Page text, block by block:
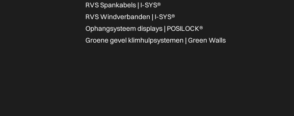
RVS Spankabels | I-SYS®
RVS Windverbanden | I-SYS®
Ophangsysteem displays | POSILOCK®
Groene gevel klimhulpsystemen | Green Walls